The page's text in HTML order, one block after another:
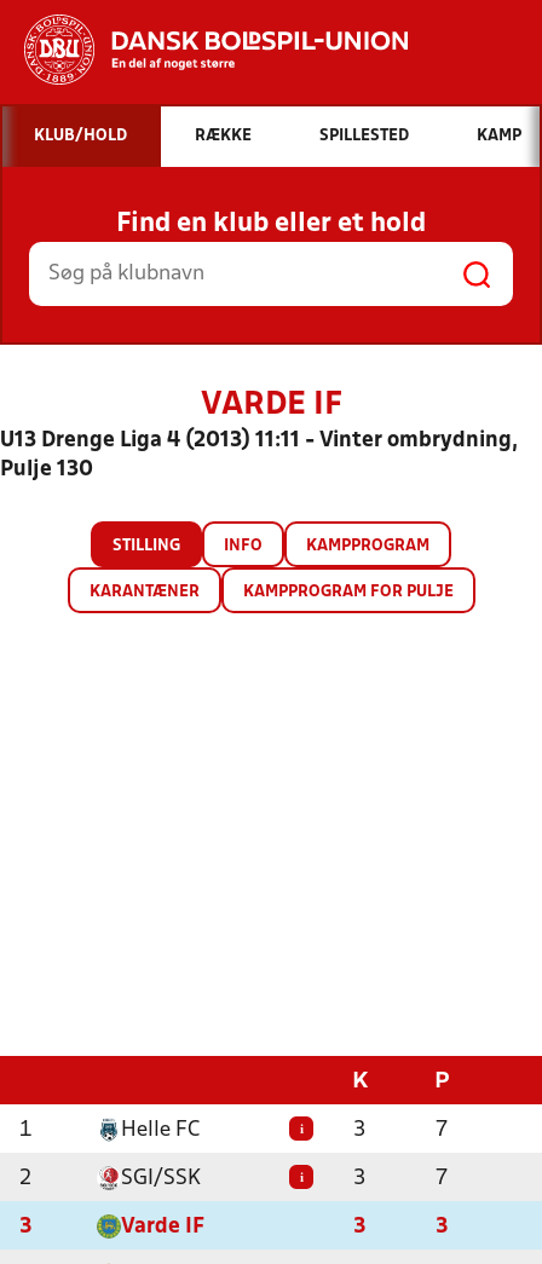
Hvad vil du søge efter?
INDHOLD OG NYHEDER
STILLINGER, RESULTATER, KLUBBER OG
HOLD
KLUB/HOLD RÆKKE SPILLESTED KAMP
Find en klub eller et hold
VARDE IF
U13 Drenge Liga 4 (2013) 11:11 - Vinter ombrydning,
Pulje 130
STILLING INFO KAMPPROGRAM
KARANTÆNER KAMPPROGRAM FOR PULJE
K P
1 Helle FC i 3 7
2 SGI/SSK i 3 7
3 Varde IF 3 3